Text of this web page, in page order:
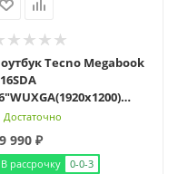
Tecno Megabook
Ryzen 5 7430U
Gra
Достаточно
990₽
В рассрочку 0-0-3